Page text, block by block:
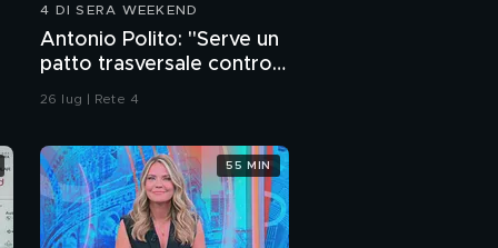
PROSSIMO VIDEO
Il papà di Saman al
telefono
Saman, i reperti trovati
vicino al suo corpo
4 DI SERA WEEKEND
Antonio Polito: "Serve un
patto trasversale contro
la violenza"
26 lug | Rete 4
55 MIN